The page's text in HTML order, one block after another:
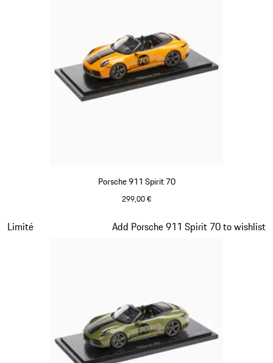
Porsche 911 Spirit 70
299,00 €
Limité Add Porsche 911 Spirit 70 to wishlist
Diapositive 14 sur 20